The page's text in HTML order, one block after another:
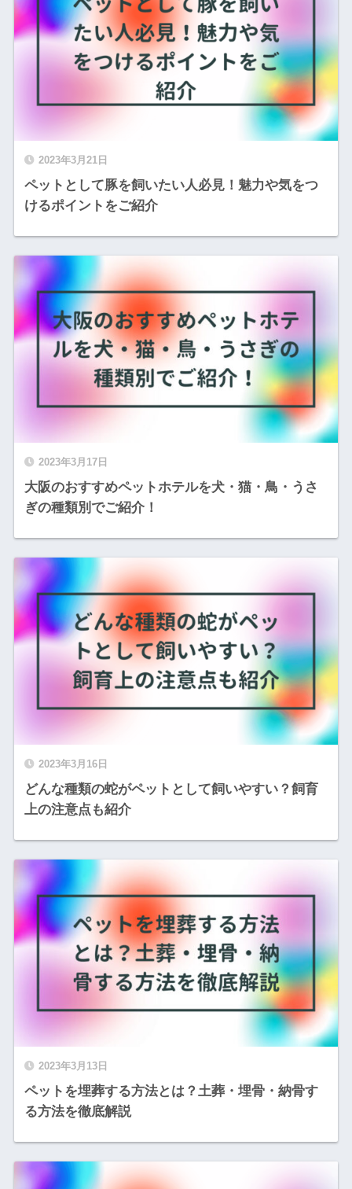
2023年3月21日
ペットとして豚を飼いたい人必見！魅力や気をつ
けるポイントをご紹介
2023年3月17日
大阪のおすすめペットホテルを犬・猫・鳥・うさ
ぎの種類別でご紹介！
2023年3月16日
どんな種類の蛇がペットとして飼いやすい？飼育
上の注意点も紹介
2023年3月13日
ペットを埋葬する方法とは？土葬・埋骨・納骨す
る方法を徹底解説